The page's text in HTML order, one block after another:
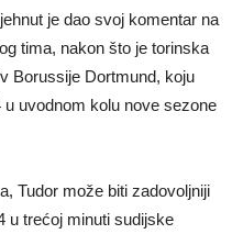
od 600 dana. Odmah ide na
prelazi u Premijer ligu!
je dao svoj komentar na
tima, nakon što je torinska
Borussije Dortmund, koju
uvodnom kolu nove sezone
Tudor može biti zadovoljniji
u trećoj minuti sudijske